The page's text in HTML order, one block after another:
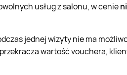
usług z salonu, w cenie
jednej wizyty nie ma
wartość vouchera,